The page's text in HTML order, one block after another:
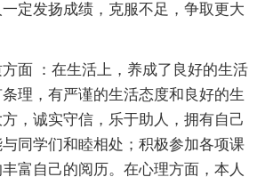
定发扬成绩，克服不足，争取更大
面 ：在生活上，养成了良好的生活
理，有严谨的生活态度和良好的生
，诚实守信，乐于助人，拥有自己
同学们和睦相处；积极参加各项课
富自己的阅历。在心理方面，本人